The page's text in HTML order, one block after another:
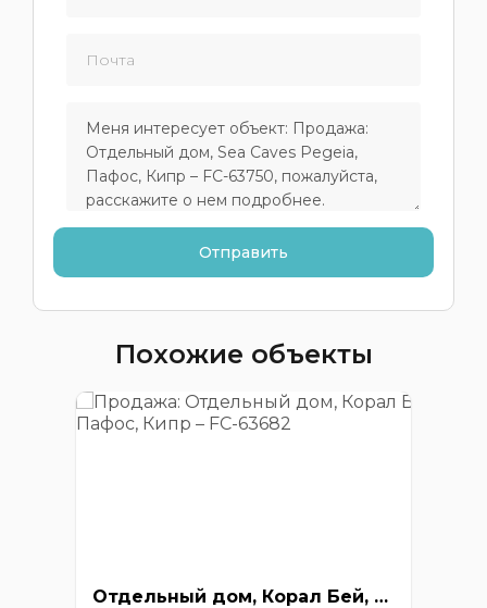
Похожие объекты
Отдельный дом, Корал Бей, Пафос, Кипр – FC-63682